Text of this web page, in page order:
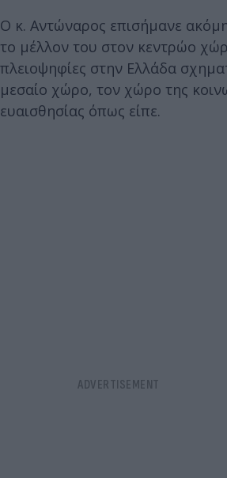
Ο κ. Αντώναρος επισήμανε
το μέλλον του στον κεντρώο
πλειοψηφίες στην Ελλάδα
μεσαίο χώρο, τον χώρο της
ευαισθησίας όπως είπε.